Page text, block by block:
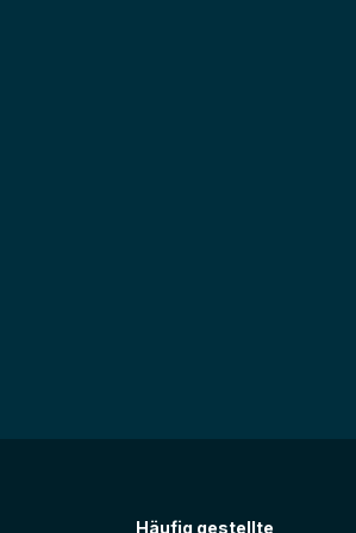
Häufig gestellte